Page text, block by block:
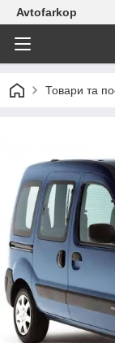
Avtofarkop
Товари та